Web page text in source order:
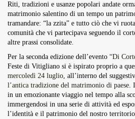
Maggio 29, 2026
Riti, tradizioni e usanze popolari andate
matrimonio salentino di un tempo un
tramandare: “la zzita” e tutto ciò che vi
comunità che vi partecipava seguendo il
altre prassi consolidate.
Per la seconda edizione dell’evento “Di
Feste di Vitigliano si è ispirato proprio a
mercoledì 24 luglio, all’interno del
l’antica tradizione del matrimonio di paese.
in un emozionante viaggio nel tempo alla
immergendosi in una serie di attività ed
l’identità e il patrimonio del nostro